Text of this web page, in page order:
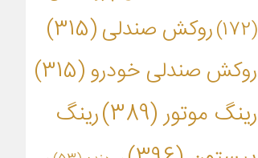
(172)
روکش صندلی(315)
روکش صندلی خودرو(315)
رینگ موتور(389)
رینگ